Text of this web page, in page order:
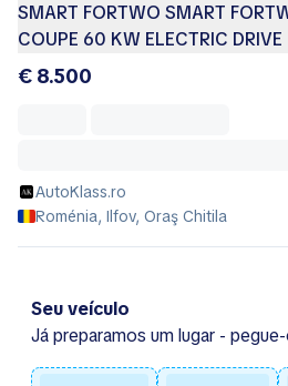
SMART FORTWO SMART
COUPE 60 KW ELECTRIC DRIVE
€ 8.500
AutoKlass.ro
Roménia, Ilfov, Oraş Chitila
Seu veículo
Já preparamos um lugar -